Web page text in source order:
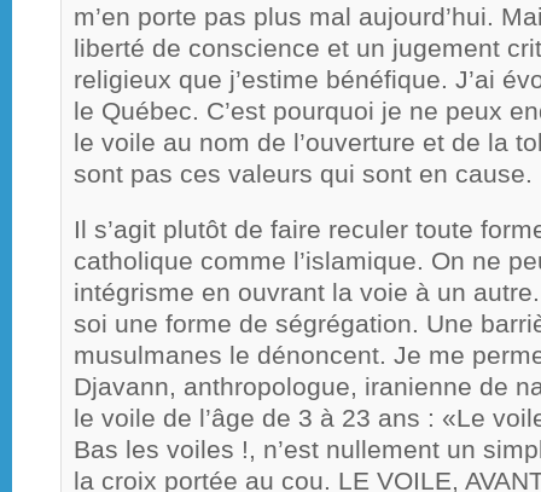
m’en porte pas plus mal aujourd’hui.
liberté de conscience et un jugement
religieux que j’estime bénéfique. J’ai
le Québec. C’est pourquoi je ne peux
le voile au nom de l’ouverture et de la
sont pas ces valeurs qui sont en cause.
Il s’agit plutôt de faire reculer toute
catholique comme l’islamique. On ne
intégrisme en ouvrant la voie à un
soi une forme de ségrégation. Une
musulmanes le dénoncent. Je me
Djavann, anthropologue, iranienne de
le voile de l’âge de 3 à 23 ans : «Le
Bas les voiles !, n’est nullement un
la croix portée au cou. LE VOILE,